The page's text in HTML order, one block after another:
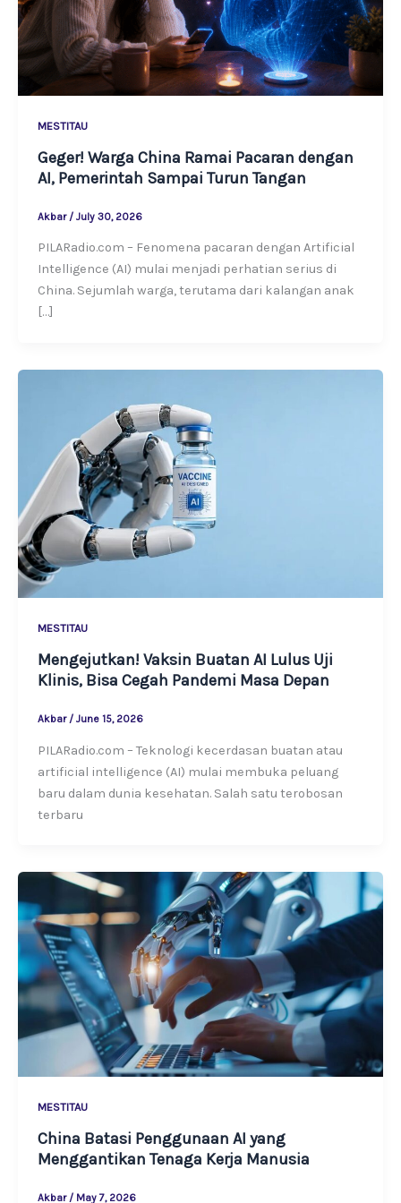
MESTITAU
Geger! Warga China Ramai Pacaran dengan
AI, Pemerintah Sampai Turun Tangan
Akbar / July 30, 2026
PILARadio.com – Fenomena pacaran dengan Artificial
Intelligence (AI) mulai menjadi perhatian serius di
China. Sejumlah warga, terutama dari kalangan anak
[…]
MESTITAU
Mengejutkan! Vaksin Buatan AI Lulus Uji
Klinis, Bisa Cegah Pandemi Masa Depan
Akbar / June 15, 2026
PILARadio.com – Teknologi kecerdasan buatan atau
artificial intelligence (AI) mulai membuka peluang
baru dalam dunia kesehatan. Salah satu terobosan
terbaru
MESTITAU
China Batasi Penggunaan AI yang
Menggantikan Tenaga Kerja Manusia
Akbar / May 7, 2026